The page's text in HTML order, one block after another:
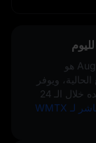
هو
ويوفر
لمحة سريعة عن المستوى الذي قد يتم التداول عنده خلال الـ 24
تعرّف على المزيد حول السعر المباشر لـ WMTX